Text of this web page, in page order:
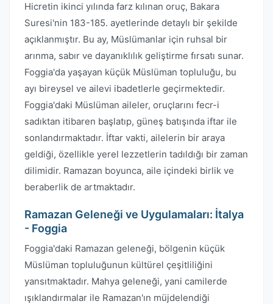
Hicretin ikinci yılında farz kılınan oruç, Bakara
Suresi'nin 183-185. ayetlerinde detaylı bir şekilde
açıklanmıştır. Bu ay, Müslümanlar için ruhsal bir
arınma, sabır ve dayanıklılık geliştirme fırsatı sunar.
Foggia'da yaşayan küçük Müslüman topluluğu, bu
ayı bireysel ve ailevi ibadetlerle geçirmektedir.
Foggia'daki Müslüman aileler, oruçlarını fecr-i
sadıktan itibaren başlatıp, güneş batışında iftar ile
sonlandırmaktadır. İftar vakti, ailelerin bir araya
geldiği, özellikle yerel lezzetlerin tadıldığı bir zaman
dilimidir. Ramazan boyunca, aile içindeki birlik ve
beraberlik de artmaktadır.
Ramazan Geleneği ve Uygulamaları: İtalya
- Foggia
Foggia'daki Ramazan geleneği, bölgenin küçük
Müslüman topluluğunun kültürel çeşitliliğini
yansıtmaktadır. Mahya geleneği, yani camilerde
ışıklandırmalar ile Ramazan'ın müjdelendiği